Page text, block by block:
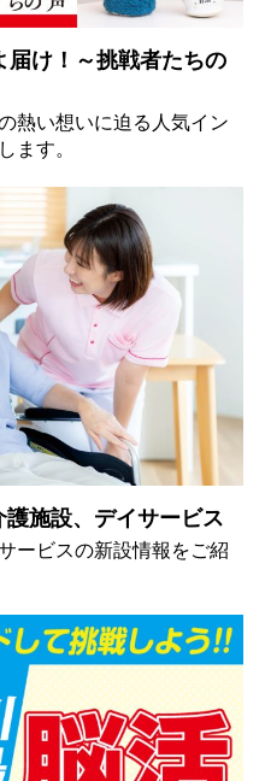
届け！～挑戦者たちの
熱い想いに迫る人気イン
ます。
施設、デイサービス
ービスの新設情報をご紹